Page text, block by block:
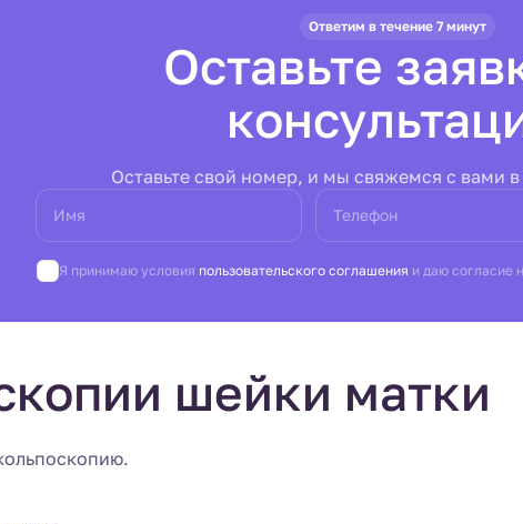
Ответим в течение 7 минут
Оставьте
Оставьте свой номер, и мы свяжемся с вами
Имя Телефон
Я принимаю условия пользовательского соглашения и даю согласие
шейки матки